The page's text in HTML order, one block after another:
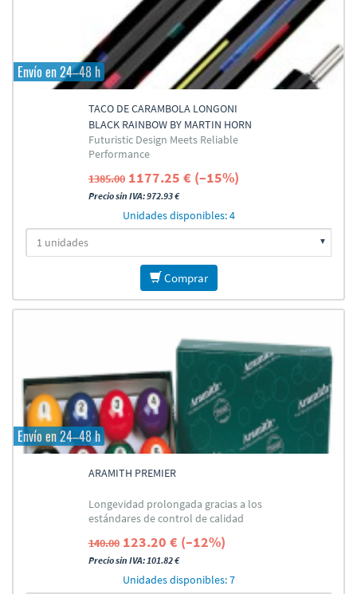
Envío en 24–48 h
TACO DE CARAMBOLA LONGONI
BLACK RAINBOW BY MARTIN HORN
Futuristic Design Meets Reliable
Performance
1385.00 1177.25 € (–15%)
Precio sin IVA: 972.93 €
Unidades disponibles: 4
Comprar
Envío en 24–48 h
ARAMITH PREMIER
Longevidad prolongada gracias a los
estándares de control de calidad
140.00 123.20 € (–12%)
Precio sin IVA: 101.82 €
Unidades disponibles: 7